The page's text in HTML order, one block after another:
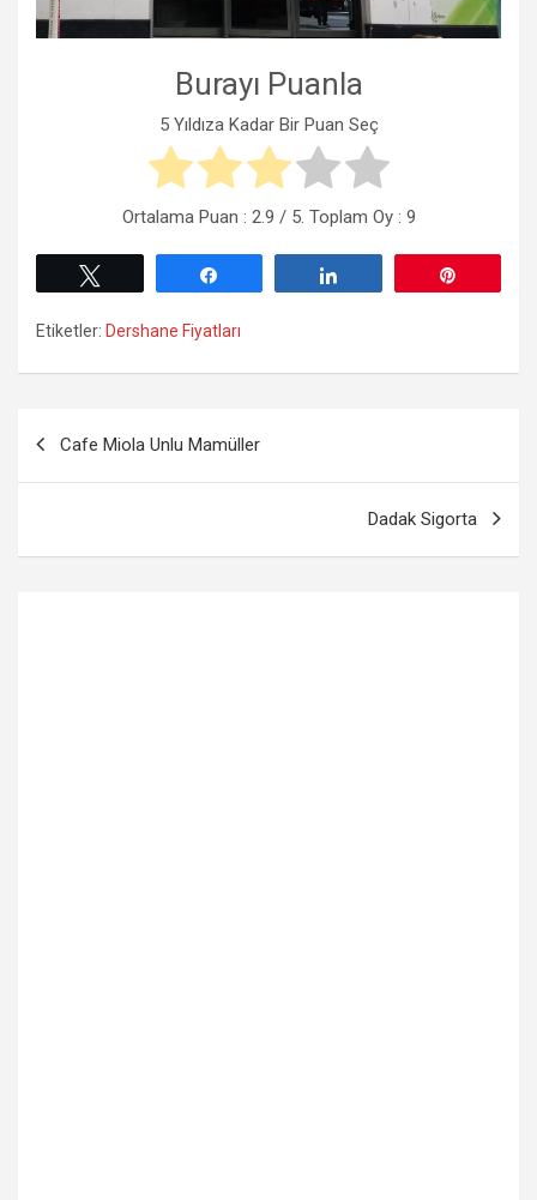
Burayı Puanla
5 Yıldıza Kadar Bir Puan Seç
Ortalama Puan : 2.9 / 5. Toplam Oy : 9
Etiketler: Dershane Fiyatları
Cafe Miola Unlu Mamüller
Dadak Sigorta